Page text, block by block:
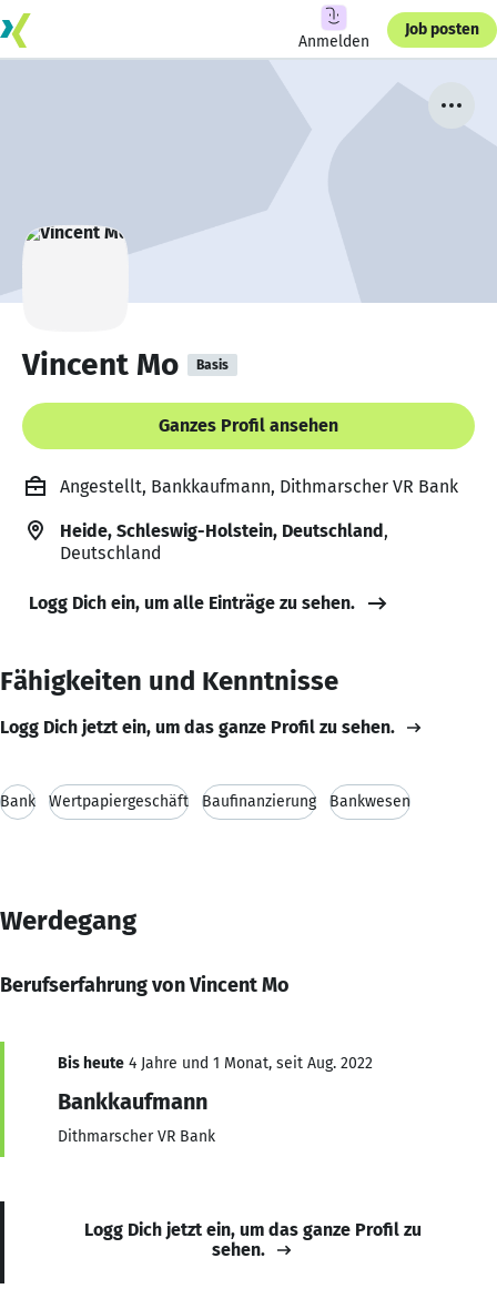
Anmelden
Job posten
Vincent Mo Basis
Ganzes Profil ansehen
Angestellt, Bankkaufmann, Dithmarscher VR Bank
Heide, Schleswig-Holstein, Deutschland,
Deutschland
Logg Dich ein, um alle Einträge zu sehen.
Fähigkeiten und Kenntnisse
Logg Dich jetzt ein, um das ganze Profil zu sehen.
Bank Wertpapiergeschäft Baufinanzierung Bankwesen
Werdegang
Berufserfahrung von Vincent Mo
Bis heute 4 Jahre und 1 Monat, seit Aug. 2022
Bankkaufmann
Dithmarscher VR Bank
Logg Dich jetzt ein, um das ganze Profil zu
sehen.